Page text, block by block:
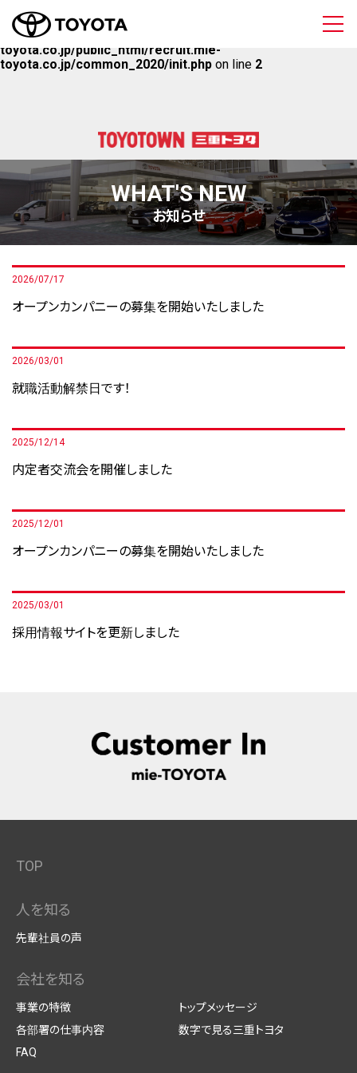
Warning: Undefined array key "HTTPS" in
/home/mietoyota/mie-
toyota.co.jp/public_html/recruit.mie-
toyota.co.jp/common_2020/init.php on line 2
三重トヨタ自動車
WHAT'S NEW
お知らせ
2026/07/17
オープンカンパニーの募集を開始いたしました
2026/03/01
就職活動解禁日です！
2025/12/14
内定者交流会を開催しました
2025/12/01
オープンカンパニーの募集を開始いたしました
2025/03/01
採用情報サイトを更新しました
TOP
人を知る
先輩社員の声
会社を知る
事業の特徴
トップメッセージ
各部署の仕事内容
数字で見る三重トヨタ
FAQ